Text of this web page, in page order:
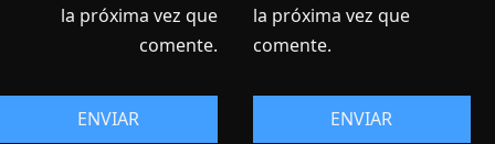
la próxima vez que
comente.
la próxima vez que
comente.